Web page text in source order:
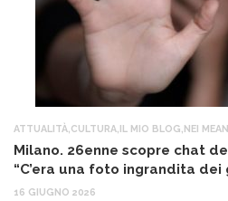
ATTUALITÀ CULTURA IL MIO BLOG NEI
Milano. 26enne scopre chat
“C’era una foto ingrandita dei
16 GIUGNO 2026